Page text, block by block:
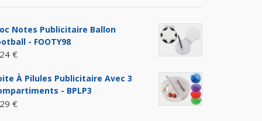
Notes Publicitaire Ballon
- FOOTY98
€
À Pilules Publicitaire Avec 3
- BPLP3
€